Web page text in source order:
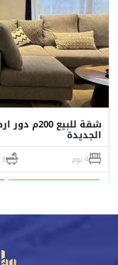
شقة
الجديدة
4 نوم 3 حمام